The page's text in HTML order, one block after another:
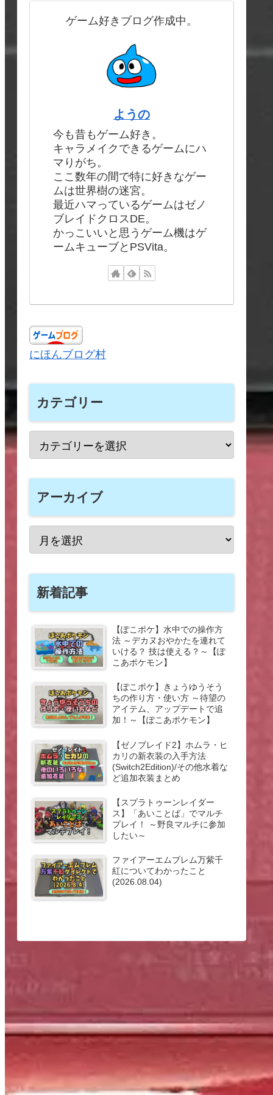
ゲーム好きブログ作成中。
ようの
今も昔もゲーム好き。
キャラメイクできるゲームにハ
マりがち。
ここ数年の間で特に好きなゲー
ムは世界樹の迷宮。
最近ハマっているゲームはゼノ
ブレイドクロスDE。
かっこいいと思うゲーム機はゲ
ームキューブとPSVita。
にほんブログ村
カテゴリー
アーカイブ
新着記事
【ぽこポケ】水中での操作方
法 ～デカヌおやかたを連れて
いける？ 技は使える？～【ぽ
こあポケモン】
【ぽこポケ】きょうゆうそう
ちの作り方・使い方 ～待望の
アイテム、アップデートで追
加！～【ぽこあポケモン】
【ゼノブレイド2】ホムラ・ヒ
カリの新衣装の入手方法
(Switch2Edition)/その他水着な
ど追加衣装まとめ
【スプラトゥーンレイダー
ス】「あいことば」でマルチ
プレイ！ ～野良マルチに参加
したい～
ファイアーエムブレム万紫千
紅についてわかったこと
(2026.08.04)